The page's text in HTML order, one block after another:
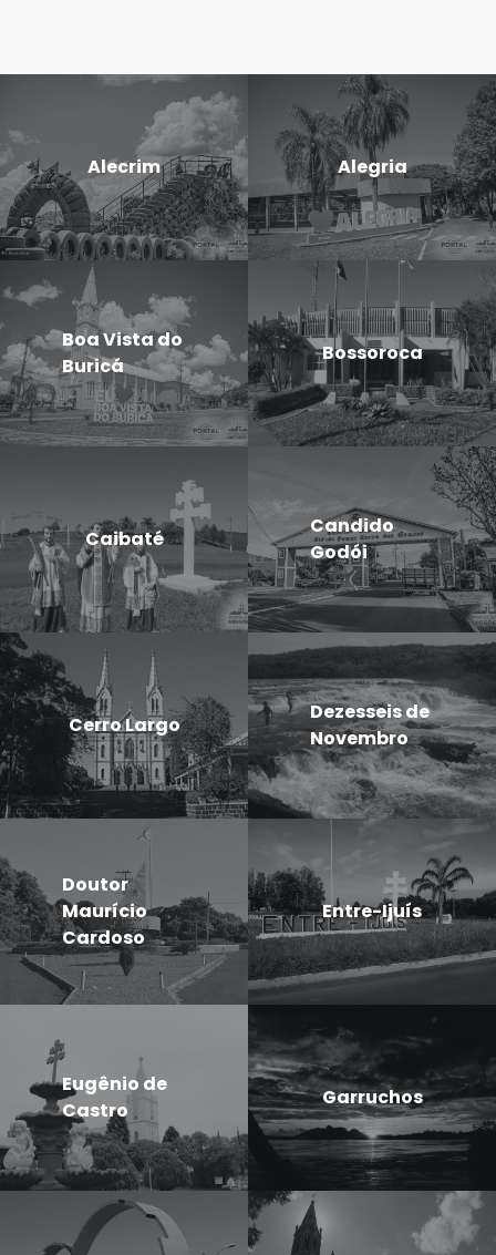
Alecrim Alegria
Boa Vista do
Buricá
Bossoroca
Caibaté
Candido
Godói
Cerro Largo
Dezesseis de
Novembro
Doutor
Maurício
Cardoso
Entre-Ijuís
Eugênio de
Castro
Garruchos